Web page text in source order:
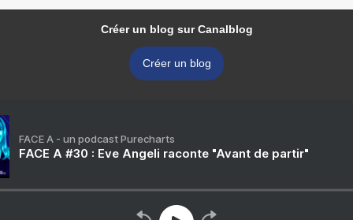
Créer un blog sur Canalblog
Créer un blog
FACE A - un podcast Purecharts
FACE A #30 : Eve Angeli raconte "Avant de partir"